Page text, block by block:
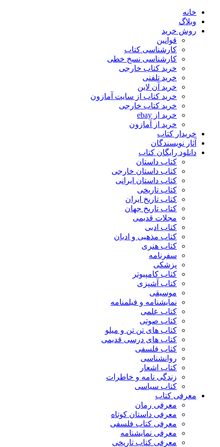
خانه
وبلاگ
روش خرید
قوانین
کارشناسی کتاب
کارشناسی نسخ خطی
خرید کتاب خارجی
خرید تلفنی
خرید آن لاین
خرید کتاب از سایت آمازون
خرید کتاب خارجی
خرید از ebay
خرید از آمازون
خریدار کتاب
آثار نویسندگان
دانلود رایگان کتاب
کتاب داستان
کتاب داستان خارجی
کتاب داستان ایرانی
کتاب تاریخی
کتاب تاریخ ایران
کتاب تاریخ جهان
مجلات قدیمی
کتاب ادبی
کتاب مذهبی و ادیان
کتاب هنری
سفرنامه
پزشکی
کتاب کامپیوتر
کتاب آشپزی
موسیقی
نمایشنامه و فیلمنامه
کتاب علمی
کتاب صوتی
کتاب های تن تن و میلو
کتاب های درسی قدیمی
کتاب فلسفی
روانشناسی
کتاب اشعار
زندگی نامه و خاطرات
کتاب سیاسی
معرفی کتاب
معرفی رمان
معرفی داستان کوتاه
معرفی کتاب فلسفی
معرفی نمایشنامه
معرفی کتاب تاریخی